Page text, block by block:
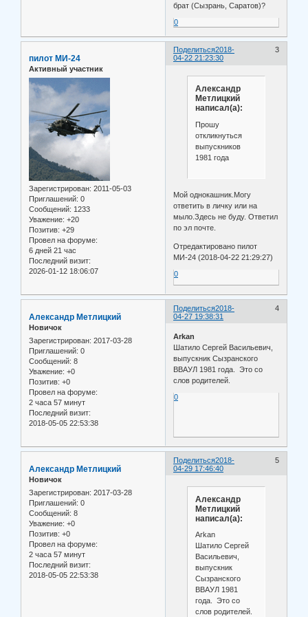
брат (Сызрань, Саратов)?
0
Поделиться 3
2018-
04-22 21:23:30
пилот МИ-24
Активный участник
Зарегистрирован: 2011-05-03
Приглашений: 0
Сообщений: 1233
Уважение: +20
Позитив: +29
Провел на форуме:
6 дней 21 час
Последний визит:
2026-01-12 18:06:07
Александр
Метлицкий
написал(а):
Прошу
откликнуться
выпускников
1981 года
Мой однокашник.Могу
ответить в личку или на
мыло.Здесь не буду. Ответил
по эл почте.
Отредактировано пилот
МИ-24 (2018-04-22 21:29:27)
0
Поделиться 4
2018-
04-27 19:38:31
Александр Метлицкий
Новичок
Зарегистрирован: 2017-03-28
Приглашений: 0
Сообщений: 8
Уважение: +0
Позитив: +0
Провел на форуме:
2 часа 57 минут
Последний визит:
2018-05-05 22:53:38
Arkan
Шатило Сергей Васильевич,
выпускник Сызранского
ВВАУЛ 1981 года. Это со
слов родителей.
0
Поделиться 5
2018-
04-29 17:46:40
Александр Метлицкий
Новичок
Зарегистрирован: 2017-03-28
Приглашений: 0
Сообщений: 8
Уважение: +0
Позитив: +0
Провел на форуме:
2 часа 57 минут
Последний визит:
2018-05-05 22:53:38
Александр
Метлицкий
написал(а):
Arkan
Шатило Сергей
Васильевич,
выпускник
Сызранского
ВВАУЛ 1981
года. Это со
слов родителей.